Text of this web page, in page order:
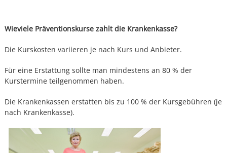
Wieviele Präventionskurse zahlt die Krankenkasse?
Die Kurskosten variieren je nach Kurs und Anbieter.
Für eine Erstattung sollte man mindestens an 80 % der
Kurstermine teilgenommen haben.
Die Krankenkassen erstatten bis zu 100 % der Kursgebühren (je
nach Krankenkasse).